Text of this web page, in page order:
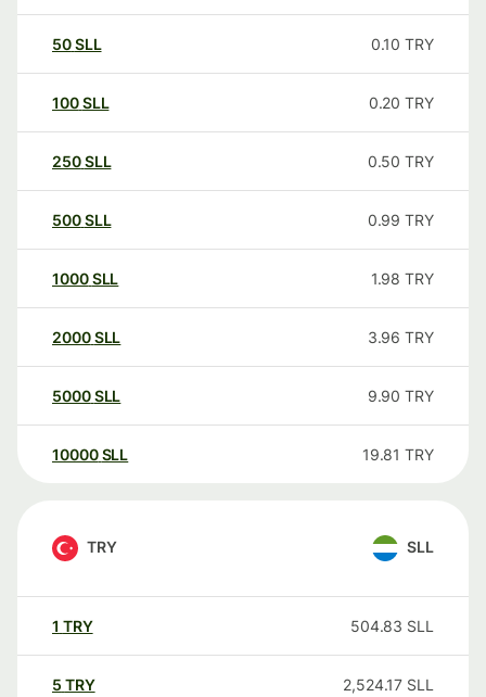
50SLL 0.10 TRY
100SLL 0.20 TRY
250SLL 0.50 TRY
500SLL 0.99 TRY
1000SLL 1.98 TRY
2000SLL 3.96 TRY
5000SLL 9.90 TRY
10000 SLL 19.81 TRY
TRY SLL
1 TRY 504.83 SLL
5 TRY 2,524.17 SLL